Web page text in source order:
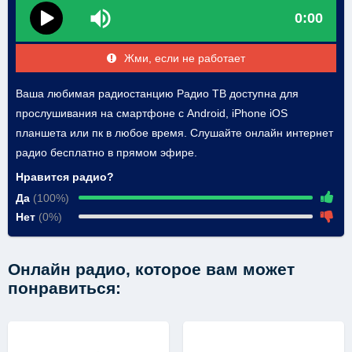
0:00
Жми, если не работает
Ваша любимая радиостанцию Радио ТВ доступна для
прослушивания на смартфоне с Android, iPhone iOS
планшета или пк в любое время. Слушайте онлайн интернет
радио бесплатно в прямом эфире.
Нравится радио?
Да (100%)
Нет (0%)
Онлайн радио, которое вам может
понравиться: